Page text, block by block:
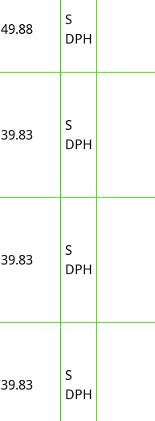
49.88
S
DPH
39.83
S
DPH
39.83
S
DPH
39.83
S
DPH